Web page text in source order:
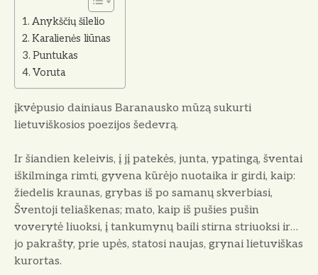
Anykščių šilelio
Karalienės liūnas
Puntukas
Voruta
įkvėpusio dainiaus Baranausko mūzą sukurti
lietuviškosios poezijos šedevrą.
Ir šiandien keleivis, į jį patekės, junta, ypa­tingą, šventai
iškilminga rimti, gyvena kūrėjo nuotaika ir girdi, kaip:
žiedelis kraunas, grybas iš po samanų skverbiasi,
Šventoji teliaškenas; mato, kaip iš pušies pušin
voverytė liuoksi, į tankumynų baili stirna striuoksi ir…
jo pakrašty, prie upės, statosi naujas, grynai lietuviškas
kurortas.